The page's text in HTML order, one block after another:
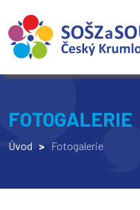
FOTOGALERIE
Úvod > Fotogalerie